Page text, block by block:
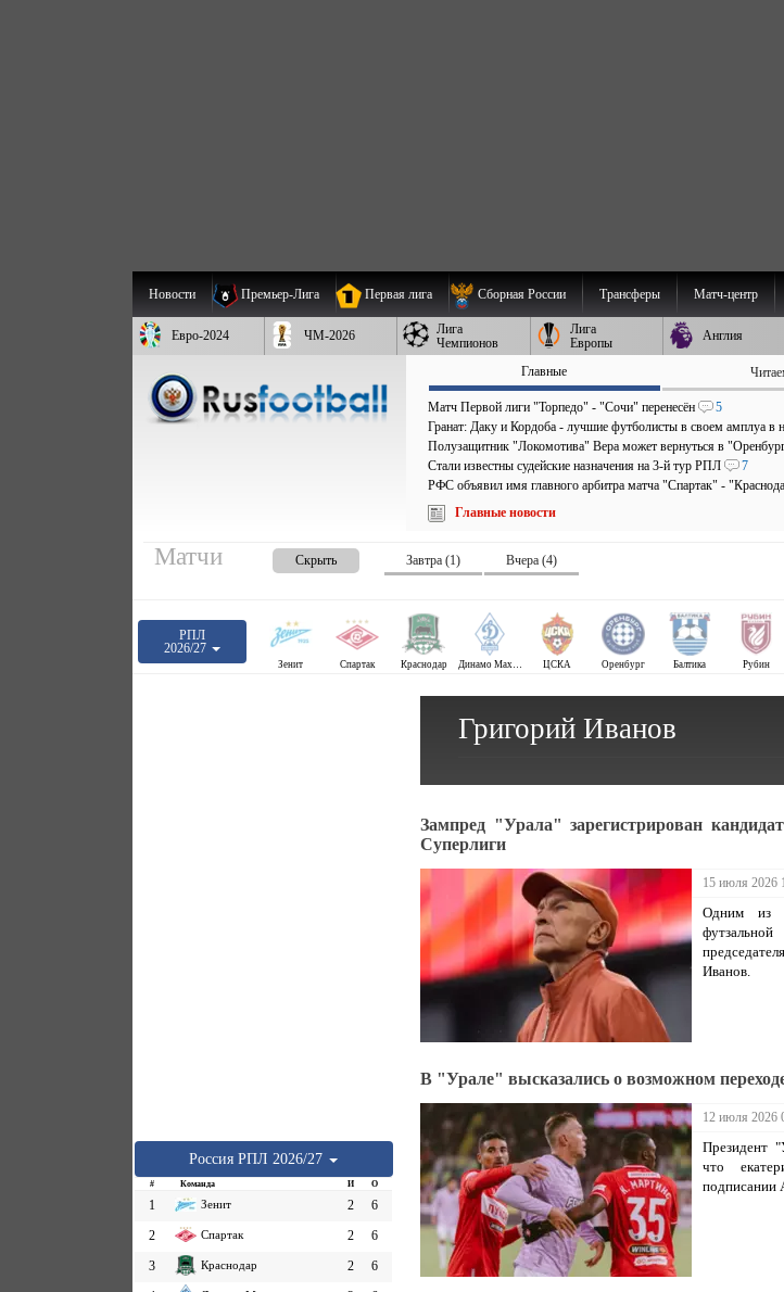
Новости Премьер-Лига Первая лига Сборная России Трансферы Матч-центр
Евро-2024 ЧМ-2026
Лига
Чемпионов
Лига
Европы
Англия
Главные
Матч Первой лиги "Торпедо" - "Сочи" перенесён
5
Гранат: Даку и Кордоба - лучшие футболисты в своем амплуа в
Полузащитник "Локомотива" Вера может вернуться в
Стали известны судейские назначения на 3-й тур РПЛ
7
РФС объявил имя главного арбитра матча "Спартак" -
Главные новости
Матчи Скрыть Завтра (1) Вчера (4)
РПЛ
2026/27
Зенит Спартак Краснодар Динамо Махачкала ЦСКА Оренбург Балтика Рубин
Россия РПЛ 2026/27
# Команда И О
1 Зенит 2
6
2
Спартак 2
6
3
Краснодар 2
6
Григорий Иванов
Зампред "Урала" зарегистрирован
Суперлиги
15 июля 2026
Одним из
Иванов.
В "Урале" высказались о возможном
12 июля 2026
Президент
что
подписании